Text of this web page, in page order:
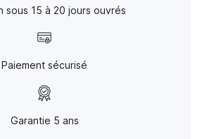
sous 15 à 20 jours ouvrés
Paiement sécurisé
Garantie 5 ans